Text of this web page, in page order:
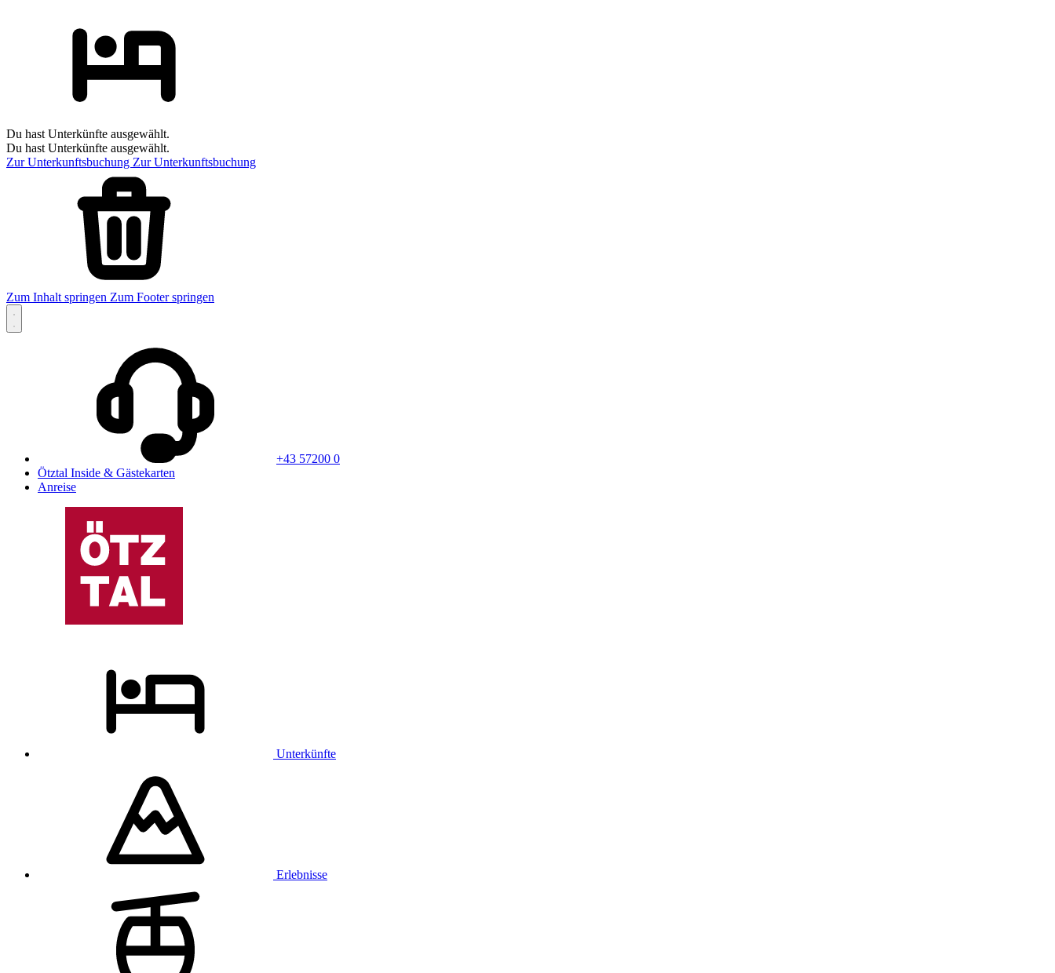
Du hast Unterkünfte ausgewählt.
Du hast Unterkünfte ausgewählt.
Zur Unterkunftsbuchung Zur Unterkunftsbuchung
Zum Inhalt springen Zum Footer springen
+43 57200 0
Ötztal Inside & Gästekarten
Anreise
Unterkünfte
Erlebnisse